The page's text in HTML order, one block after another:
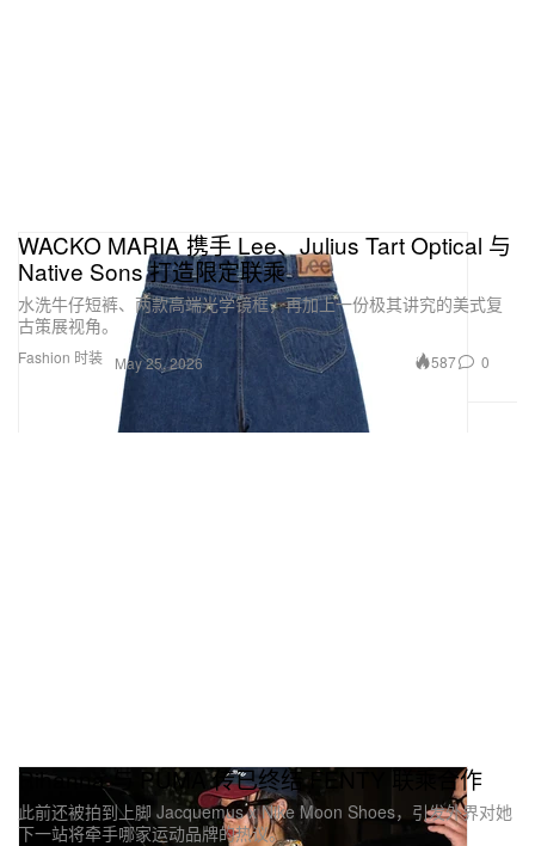
Fashion 时装
WACKO MARIA 携手 Lee、Julius Tart Optical 与
Native Sons 打造限定联乘
水洗牛仔短裤、两款高端光学镜框，再加上一份极其讲究的美式复
古策展视角。
May 25, 2026 587 0
Rihanna 与 PUMA 传已终结 FENTY 联乘合作
此前还被拍到上脚 Jacquemus x Nike Moon Shoes，引发外界对她
下一站将牵手哪家运动品牌的热议。